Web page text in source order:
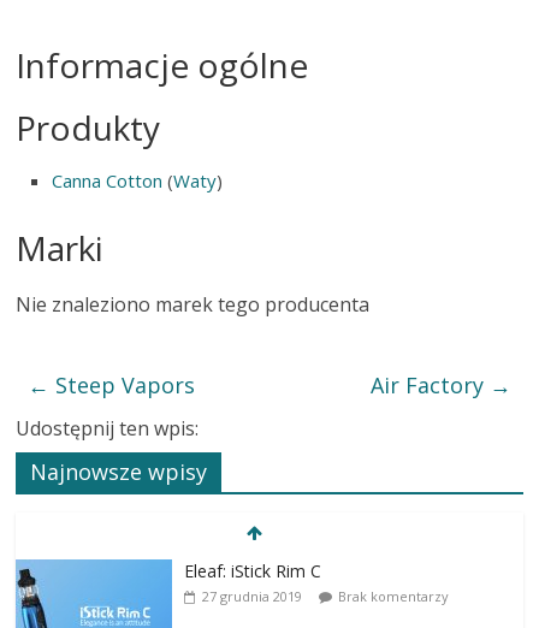
Informacje ogólne
Produkty
Canna Cotton (Waty)
Marki
Nie znaleziono marek tego producenta
← Steep Vapors Air Factory →
Udostępnij ten wpis:
Najnowsze wpisy
Eleaf: iStick Rim C
27 grudnia 2019 Brak komentarzy